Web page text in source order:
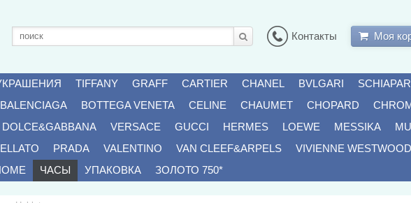
Контакты Моя
TIFFANY GRAFF CARTIER CHANEL BVLGARI
BALENCIAGA BOTTEGA VENETA CELINE CHAUMET CHOPARD
DOLCE&GABBANA VERSACE GUCCI HERMES LOEWE MESSIKA
PRADA VALENTINO VAN CLEEF&ARPELS VIVIENNE WESTWOOD
ЧАСЫ УПАКОВКА ЗОЛОТО 750*